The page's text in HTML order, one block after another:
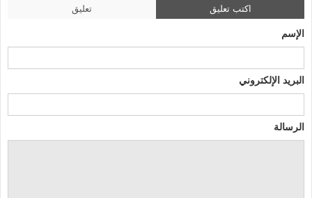
اكتب تعليق تعليق
الإسم
البريد الإلكتروني
الرسالة